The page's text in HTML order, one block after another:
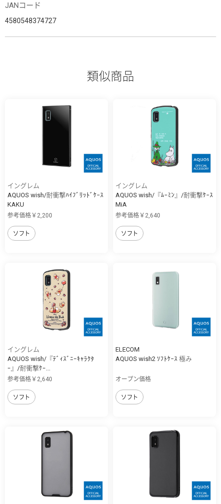
JANコード
4580548374727
類似商品
イングレム
AQUOS wish/耐衝撃ﾊｲﾌﾞﾘｯﾄﾞｹｰｽ
KAKU
参考価格￥2,200
ソフト
イングレム
AQUOS wish/『ﾑｰﾐﾝ』/耐衝撃ｹｰｽ
MiA
参考価格￥2,640
ソフト
イングレム
AQUOS wish/『ﾃﾞｨｽﾞﾆｰｷｬﾗｸﾀ
ｰ』/耐衝撃ｹｰ...
参考価格￥2,640
ソフト
ELECOM
AQUOS wish2 ｿﾌﾄｹｰｽ 極み
オープン価格
ソフト